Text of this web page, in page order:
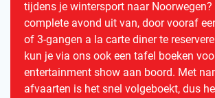
tijdens je wintersport naar Noorwegen?
complete avond uit van, door vooraf
of 3-gangen a la carte diner te
kun je via ons ook een tafel boeken
entertainment show aan boord. Met
afvaarten is het snel volgeboekt, dus